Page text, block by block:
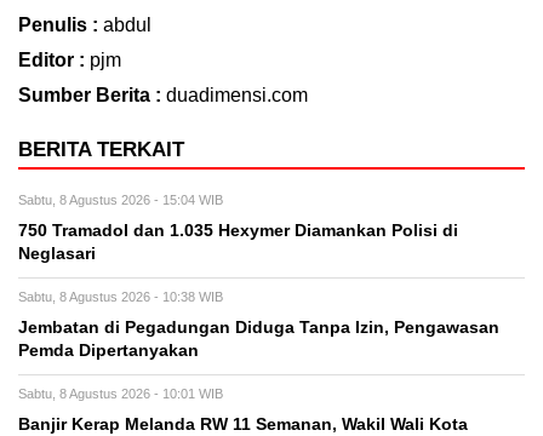
Penulis : abdul
Editor : pjm
Sumber Berita : duadimensi.com
BERITA TERKAIT
Sabtu, 8 Agustus 2026 - 15:04 WIB
750 Tramadol dan 1.035 Hexymer Diamankan Polisi di
Neglasari
Sabtu, 8 Agustus 2026 - 10:38 WIB
Jembatan di Pegadungan Diduga Tanpa Izin, Pengawasan
Pemda Dipertanyakan
Sabtu, 8 Agustus 2026 - 10:01 WIB
Banjir Kerap Melanda RW 11 Semanan, Wakil Wali Kota